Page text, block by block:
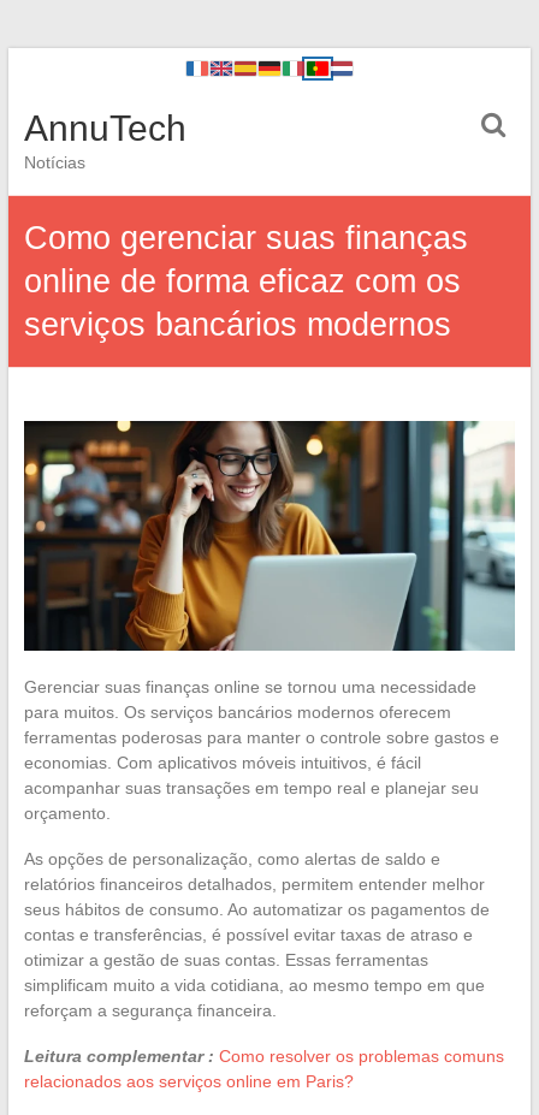
AnnuTech
Notícias
Como gerenciar suas finanças
online de forma eficaz com os
serviços bancários modernos
Gerenciar suas finanças online se tornou uma necessidade
para muitos. Os serviços bancários modernos oferecem
ferramentas poderosas para manter o controle sobre gastos e
economias. Com aplicativos móveis intuitivos, é fácil
acompanhar suas transações em tempo real e planejar seu
orçamento.
As opções de personalização, como alertas de saldo e
relatórios financeiros detalhados, permitem entender melhor
seus hábitos de consumo. Ao automatizar os pagamentos de
contas e transferências, é possível evitar taxas de atraso e
otimizar a gestão de suas contas. Essas ferramentas
simplificam muito a vida cotidiana, ao mesmo tempo em que
reforçam a segurança financeira.
Leitura complementar : Como resolver os problemas comuns
relacionados aos serviços online em Paris?